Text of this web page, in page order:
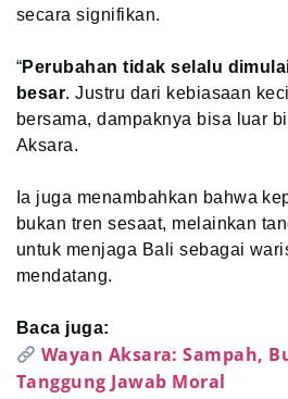
secara signifikan.
“Perubahan tidak selalu
besar. Justru dari kebiasaan
bersama, dampaknya bisa luar
Aksara.
Ia juga menambahkan bahwa
bukan tren sesaat, melainkan
untuk menjaga Bali sebagai
mendatang.
Baca juga:
Wayan Aksara: Sampah,
Tanggung Jawab Moral